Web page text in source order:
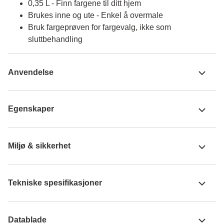
0,35 L - Finn fargene til ditt hjem
Brukes inne og ute - Enkel å overmale
Bruk fargeprøven for fargevalg, ikke som
sluttbehandling
Anvendelse
Egenskaper
Miljø & sikkerhet
Tekniske spesifikasjoner
Datablade